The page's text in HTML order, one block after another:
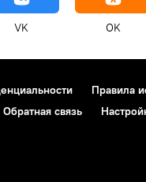
VK OK
Правила
Обратная связь